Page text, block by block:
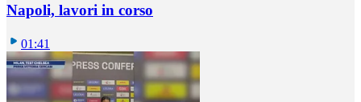
Napoli, lavori in corso
01:41